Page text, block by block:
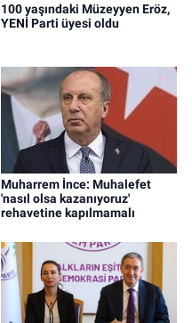
100 yaşındaki Müzeyyen Eröz,
YENİ Parti üyesi oldu
Muharrem İnce: Muhalefet
'nasıl olsa kazanıyoruz'
rehavetine kapılmamalı